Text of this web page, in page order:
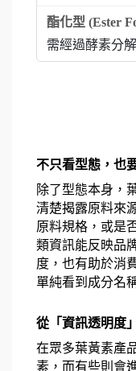
需經過酵素分解
不只看型態，也
除了型態本身，
清楚揭露原料來
原料規格，或是
類資訊能反映品
度，也有助於消
單純看到成分名
從「資訊透明度
在眾多葉黃素產
素，而有些則會